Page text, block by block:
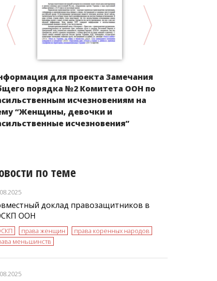
для проекта Замечания
порядка №2 Комитета ООН по
исчезновениям на
“Женщины, девочки и
исчезновения”
по теме
доклад правозащитников в
ООН
права женщин
права коренных народов
меньшинств